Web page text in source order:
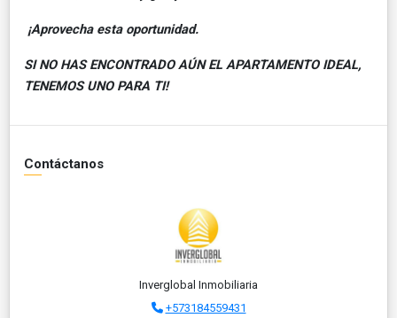
¡Aprovecha esta oportunidad.
SI NO HAS ENCONTRADO AÚN EL APARTAMENTO IDEAL,
TENEMOS UNO PARA TI!
Contáctanos
Inverglobal Inmobiliaria
+573184559431